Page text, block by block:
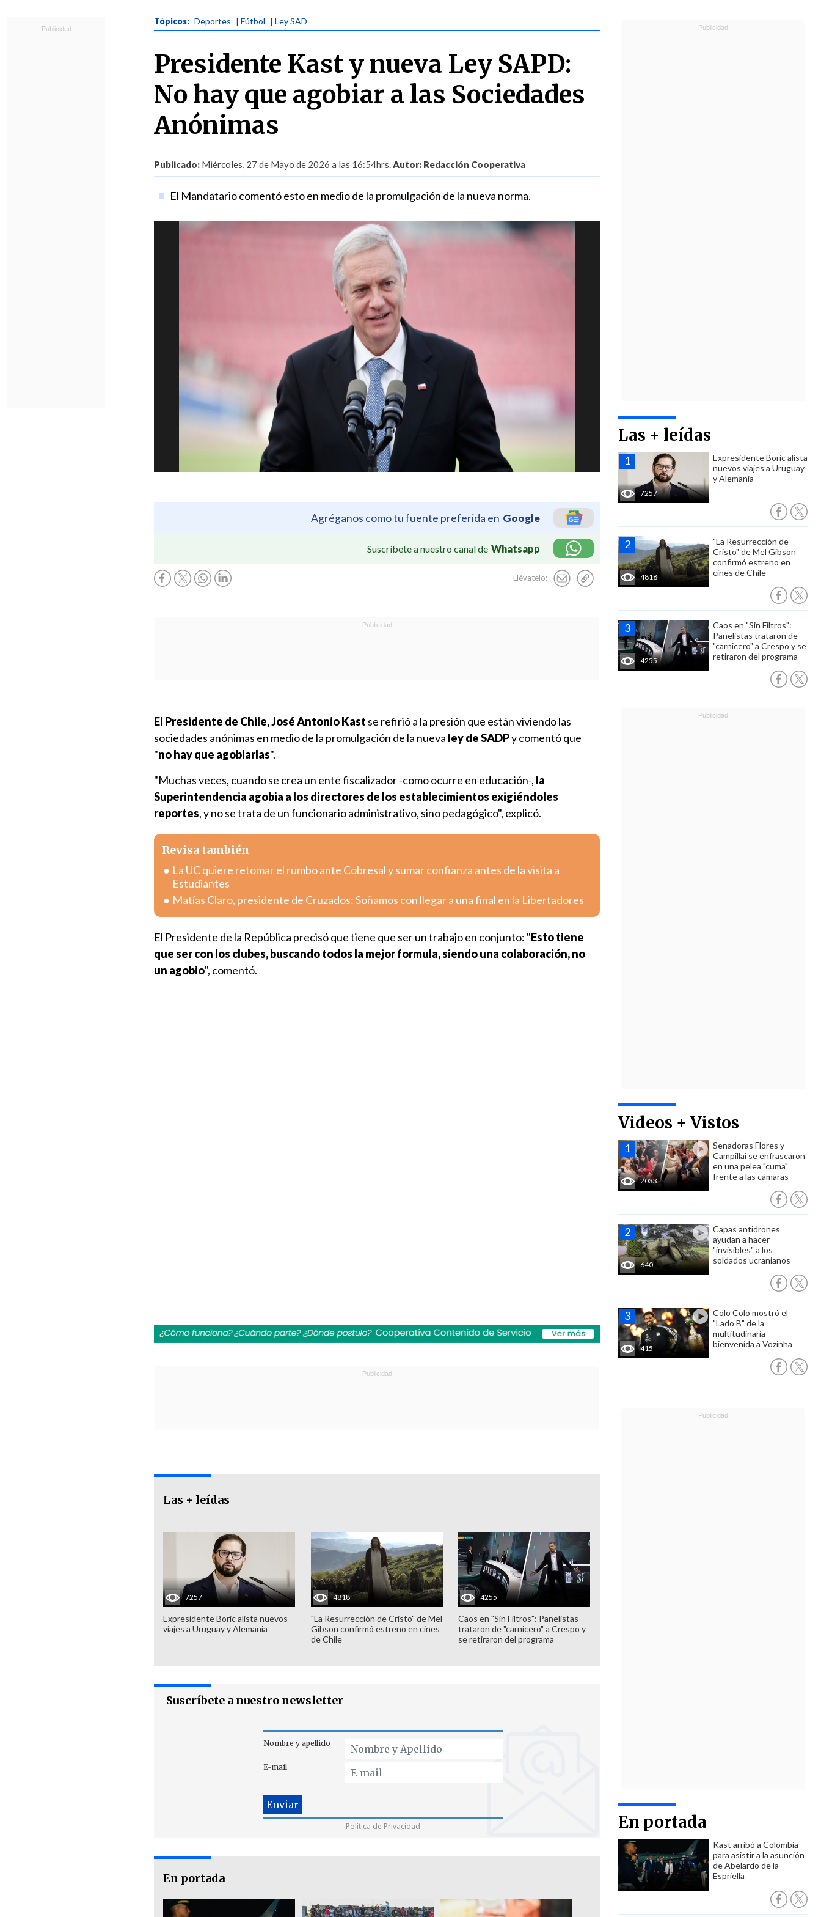
Tópicos: Deportes | Fútbol | Ley SAD
Presidente Kast y nueva Ley SAPD:
No hay que agobiar a las Sociedades
Anónimas
Publicado: Miércoles, 27 de Mayo de 2026 a las 16:54hrs.Autor: Redacción Cooperativa
El Mandatario comentó esto en medio de la promulgación de la nueva norma.
Agréganos como tu fuente preferida en Google
Suscríbete a nuestro canal de Whatsapp
Llévatelo:
Las + leídas
7257
Expresidente Boric alista
nuevos viajes a Uruguay
y Alemania
4818
"La Resurrección de
Cristo" de Mel Gibson
confirmó estreno en
cines de Chile
4255
Caos en "Sin Filtros":
Panelistas trataron de
"carnicero" a Crespo y se
retiraron del programa
Videos + Vistos
2033
Senadoras Flores y
Campillai se enfrascaron
en una pelea "cuma"
frente a las cámaras
640
Capas antidrones
ayudan a hacer
"invisibles" a los
soldados ucranianos
415
Colo Colo mostró el
"Lado B" de la
multitudinaria
bienvenida a Vozinha
En portada
Kast arribó a Colombia
para asistir a la asunción
de Abelardo de la
Espriella
El Presidente de Chile, José Antonio Kast se refirió a la presión que están viviendo las
sociedades anónimas en medio de la promulgación de la nueva ley de SADPy comentó que
"no hay que agobiarlas".
"Muchas veces, cuando se crea un ente fiscalizador -como ocurre en educación-, la
Superintendencia agobia a los directores de los establecimientos exigiéndoles
reportes, y no se trata de un funcionario administrativo, sino pedagógico", explicó.
Revisa también
La UC quiere retomar el rumbo ante Cobresal y sumar confianza antes de la visita a
Estudiantes
Matías Claro, presidente de Cruzados: Soñamos con llegar a una final en la Libertadores
El Presidente de la República precisó que tiene que ser un trabajo en conjunto: "Esto tiene
que ser con los clubes, buscando todos la mejor formula, siendo una colaboración, no
un agobio", comentó.
Las + leídas
7257
Expresidente Boric alista nuevos
viajes a Uruguay y Alemania
4818
"La Resurrección de Cristo" de Mel
Gibson confirmó estreno en cines
de Chile
4255
Caos en "Sin Filtros": Panelistas
trataron de "carnicero" a Crespo y
se retiraron del programa
Suscríbete a nuestro newsletter
Nombre y apellido
E-mail
Política de Privacidad
En portada